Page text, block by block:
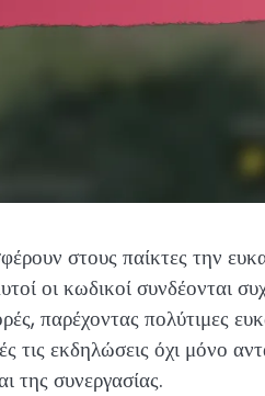
στους παίκτες την
οι κωδικοί συνδέονται
παρέχοντας πολύτιμες
εκδηλώσεις όχι μόνο
της συνεργασίας.